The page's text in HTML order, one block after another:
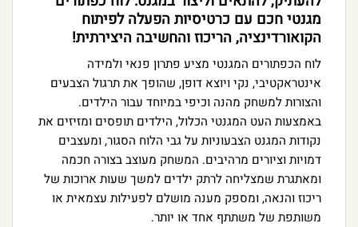
מגנטי חכם עם כרטיסיות הפעלה לפיתוח
הקואורדינציה, הריכוז והחשיבה היצירתית!
לוח הכפתורים המגנטי מציע פתרון פנאי ולמידה
אינטראקטיבי, נקי ויוצא דופן, שהופך את תרגול הצבעים
והצורות למשחק מהנה וכיפי במיוחד עבור הילדים.
באמצעות העט המגנטי הכלול, הילדים תופסים ומזיזים את
נקודות המגנט הצבעוניות על גבי הלוח הסגור, ומעצבים
דמויות וציורים מרהיבים. המשחק מעוצב בצורה חכמה
ומאתגרת שמצליחה לרתק ילדים למשך שעות ארוכות של
ריכוז והנאה, ומספק מענה מושלם לפעילות עצמאית או
משותפת של משתתף אחד או יותר.